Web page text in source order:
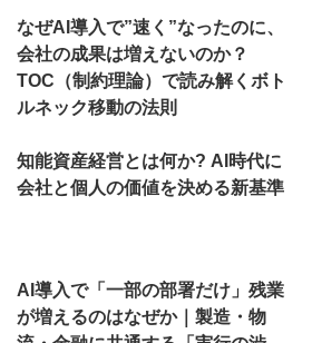
なぜAI導入で”速く”なったのに、
会社の成果は増えないのか？
TOC（制約理論）で読み解くボト
ルネック移動の法則
知能資産経営とは何か? AI時代に
会社と個人の価値を決める新基準
AI導入で「一部の部署だけ」残業
が増えるのはなぜか｜製造・物